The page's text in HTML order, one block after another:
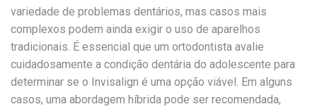
variedade de problemas dentários, mas casos mais
complexos podem ainda exigir o uso de aparelhos
tradicionais. É essencial que um ortodontista avalie
cuidadosamente a condição dentária do adolescente para
determinar se o Invisalign é uma opção viável. Em alguns
casos, uma abordagem híbrida pode ser recomendada,